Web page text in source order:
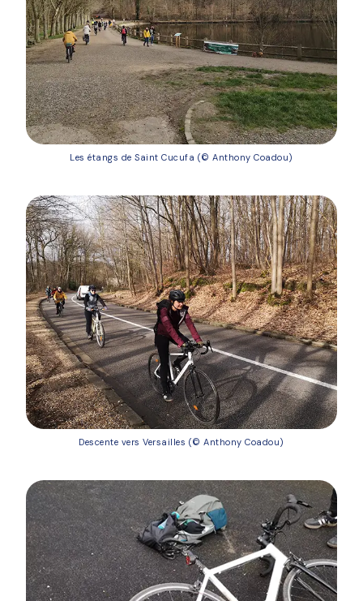
Les étangs de Saint Cucufa (© Anthony Coadou)
Descente vers Versailles (© Anthony Coadou)